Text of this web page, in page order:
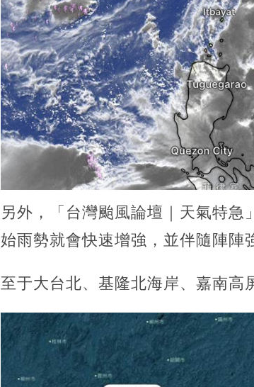
另外，「台灣颱風論壇｜天氣特急
始雨勢就會快速增強，並伴隨陣陣
至于大台北、基隆北海岸、嘉南高